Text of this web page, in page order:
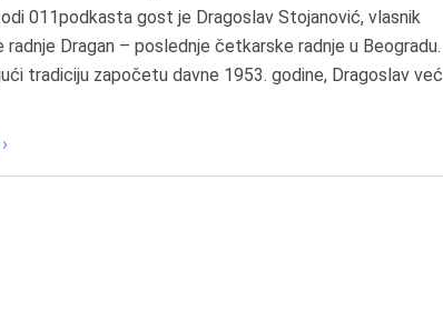
011podkasta gost je Dragoslav Stojanović, vlasnik
Dragan – poslednje četkarske radnje u Beogradu.
tradiciju započetu davne 1953. godine, Dragoslav već